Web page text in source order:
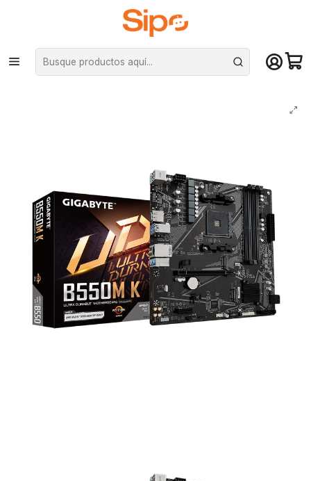
¡Compra hasta mediodía y recibe hoy! De lunes a sábado en el gran
Santiago. Envío gratis desde $29.990
Inicio Componentes PC Placas Madre AMD AM4
Placa Madre Gigabyte B550M K, AMD B550, AM4, DDR4, MicroATX